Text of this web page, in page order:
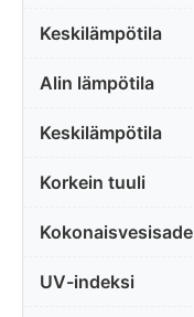
Keskilämpötila
Alin lämpötila
Keskilämpötila
Korkein tuuli
Kokonaisvesisade
UV-indeksi